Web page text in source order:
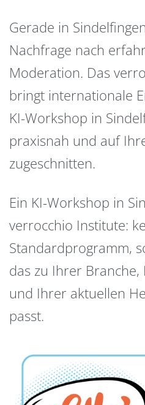
Gerade in
Nachfrage nach
Moderation. Das
bringt internationale
KI-Workshop in
praxisnah und auf
zugeschnitten.
Ein KI-Workshop in
verrocchio Institute:
Standardprogramm,
das zu Ihrer
und Ihrer aktuellen
passt.